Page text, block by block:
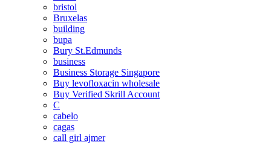
bristol
Bruxelas
building
bupa
Bury St.Edmunds
business
Business Storage Singapore
Buy levofloxacin wholesale
Buy Verified Skrill Account
C
cabelo
cagas
call girl ajmer